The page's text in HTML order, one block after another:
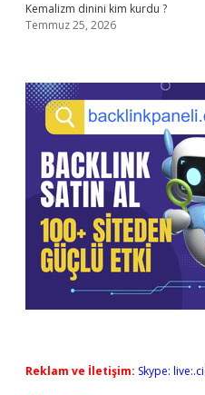
Kemalizm dinini kim kurdu ?
Temmuz 25, 2026
Reklam ve İletişim: Skype: